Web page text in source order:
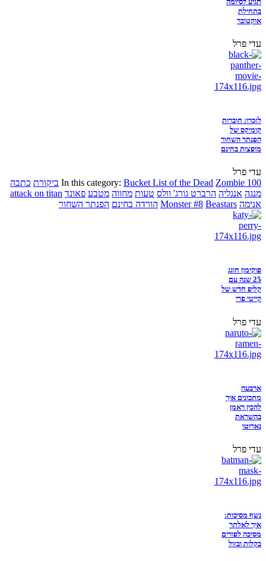
בתחילת
אוקטובר
עדי פרל
לזכרו: חוברות
קומיקס של
הפנתר השחור
מופצות בחינם
עדי פרל
In this category: Bucket List of the Dead Zombie 100 ביקורת כתבה
מנגה אנגליה הרברט גורג' וולס טעות מחווה מטבע פאונד attack on titan
אנימה
Monster #8 Beastars הורדה בחינם הפנתר השחור
פוקימון חוגג
25 שנה עם
קליפ חדש של
קייטי פרי
עדי פרל
ארבעה
מתכונים איך
להכין ראמן
בהשראת
נארוטו
עדי פרל
נשף מסיכות:
איך לאלתר
מסיכה לפורים
בקלות ובזול